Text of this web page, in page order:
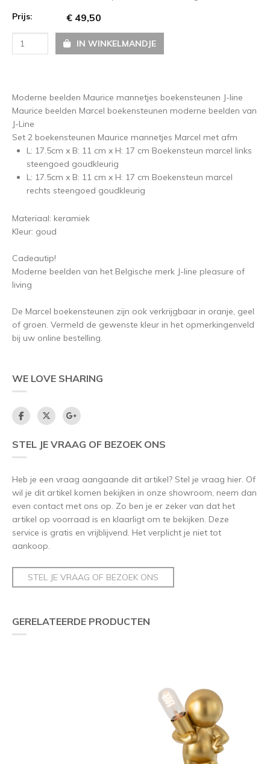
Prijs:
€ 49,50
IN WINKELMANDJE
Moderne beelden Maurice mannetjes boekensteunen J-line
Maurice beelden Marcel boekensteunen moderne beelden van
J-Line
Set 2 boekensteunen Maurice mannetjes Marcel met afm
L: 17.5cm x B: 11 cm x H: 17 cm Boekensteun marcel links
steengoed goudkleurig
L: 17.5cm x B: 11 cm x H: 17 cm Boekensteun marcel
rechts steengoed goudkleurig
Materiaal: keramiek
Kleur: goud
Cadeautip!
Moderne beelden van het Belgische merk J-line pleasure of
living
De Marcel boekensteunen zijn ook verkrijgbaar in oranje, geel
of groen. Vermeld de gewenste kleur in het opmerkingenveld
bij uw online bestelling.
WE LOVE SHARING
STEL JE VRAAG OF BEZOEK ONS
Heb je een vraag aangaande dit artikel? Stel je vraag hier. Of
wil je dit artikel komen bekijken in onze showroom, neem dan
even contact met ons op. Zo ben je er zeker van dat het
artikel op voorraad is en klaarligt om te bekijken. Deze
service is gratis en vrijblijvend. Het verplicht je niet tot
aankoop.
STEL JE VRAAG OF BEZOEK ONS
GERELATEERDE PRODUCTEN